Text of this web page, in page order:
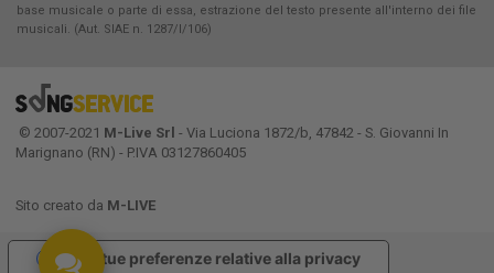
base musicale o parte di essa, estrazione del testo presente all'interno dei file
musicali. (Aut. SIAE n. 1287/I/106)
© 2007-2021 M-Live Srl - Via Luciona 1872/b, 47842 - S. Giovanni In
Marignano (RN) - P.IVA 03127860405
Sito creato da M-LIVE
Le tue preferenze relative alla privacy